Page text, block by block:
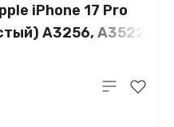
iPhone 17 Pro
A3256, A3522